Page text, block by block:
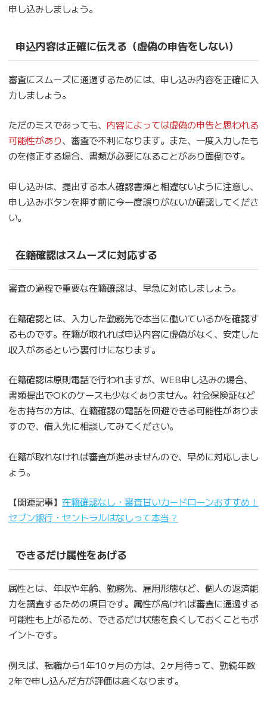
申し込みしましょう。
申込内容は正確に伝える（虚偽の申告をしない）
審査にスムーズに通過するためには、申し込み内容を正確に入
力しましょう。
ただのミスであっても、 内容によっては虚偽の申告と思われる
可能性があり、審査で不利になります。また、一度入力したも
のを修正する場合、書類が必要になることがあり面倒です。
申し込みは、提出する本人確認書類と相違ないように注意し、
申し込みボタンを押す前に今一度誤りがないか確認してくださ
い。
在籍確認はスムーズに対応する
審査の過程で重要な在籍確認は、早急に対応しましょう。
在籍確認とは、入力した勤務先で本当に働いているかを確認す
るものです。在籍が取れれば申込内容に虚偽がなく、安定した
収入があるという裏付けになります。
在籍確認は原則電話で行われますが、WEB申し込みの場合、
書類提出でOKのケースも少なくありません。社会保険証など
をお持ちの方は、在籍確認の電話を回避できる可能性がありま
すので、借入先に相談してみてください。
在籍が取れなければ審査が進みませんので、早めに対応しまし
ょう。
【関連記事】 在籍確認なし・審査甘いカードローンおすすめ！
セブン銀行・セントラルはなしって本当？
できるだけ属性をあげる
属性とは、年収や年齢、勤務先、雇用形態など、個人の返済能
力を調査するための項目です。属性が高ければ審査に通過する
可能性も上がるため、できるだけ状態を良くしておくこともポ
イントです。
例えば、転職から1年10ヶ月の方は、2ヶ月待って、勤続年数
2年で申し込んだ方が評価は高くなります。